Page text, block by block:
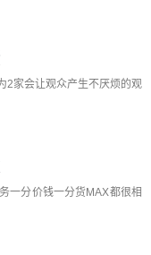
2家会让观众产生不厌烦的观
一分价钱一分货MAX都很相